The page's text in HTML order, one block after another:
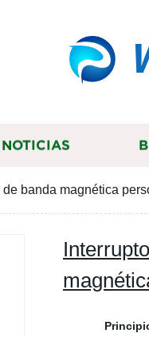
NOTICIAS
de banda magnética